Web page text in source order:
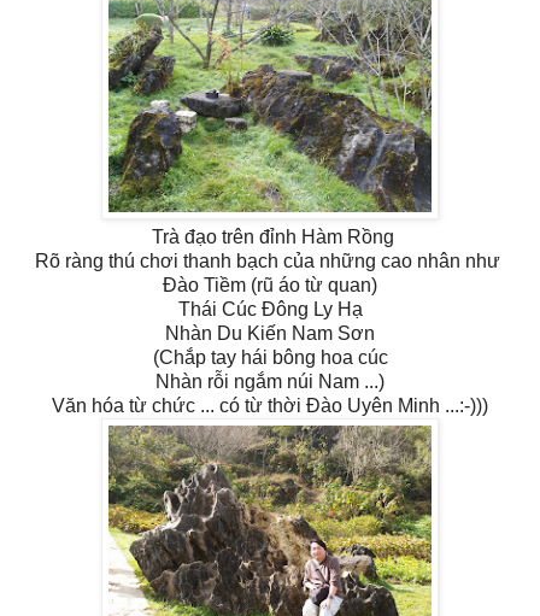
Trà đạo trên đỉnh Hàm Rồng
Rõ ràng thú chơi thanh bạch của những cao nhân như
Đào Tiềm (rũ áo từ quan)
Thái Cúc Đông Ly Hạ
Nhàn Du Kiến Nam Sơn
(Chắp tay hái bông hoa cúc
Nhàn rỗi ngắm núi Nam ...)
Văn hóa từ chức ... có từ thời Đào Uyên Minh ...:-)))